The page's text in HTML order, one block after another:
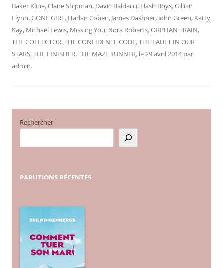
Baker Kline,Claire Shipman, David Baldacci, Flash Boys,Gillian
Flynn,GONE GIRL, Harlan Coben, James Dashner, John Green, Katty
Kay, Michael Lewis, Missing You, Nora Roberts,ORPHAN TRAIN,
THE COLLECTOR,THE CONFIDENCE CODE,THE FAULT IN OUR
STARS,THE FINISHER,THE MAZE RUNNER, le29 avril 2014 par
admin.
Rechercher
PARUTIONS RÉCENTES